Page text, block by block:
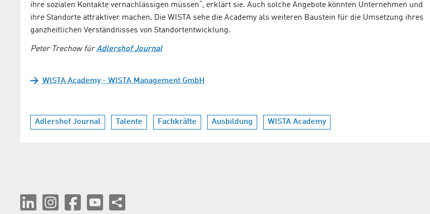
ihre sozialen Kontakte vernachlässigen müssen“, erklärt sie. Auch solche Angebote könnten Unternehmen und
ihre Standorte attraktiver machen. Die WISTA sehe die Academy als weiteren Baustein für die Umsetzung ihres
ganzheitlichen Verständnisses von Standortentwicklung.
Peter Trechow fürAdlershof Journal
WISTA Academy - WISTA Management GmbH
Adlershof Journal Talente Fachkräfte Ausbildung WISTA Academy